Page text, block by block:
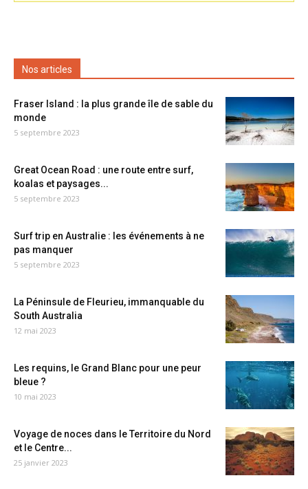
Nos articles
Fraser Island : la plus grande île de sable du
monde
5 septembre 2023
Great Ocean Road : une route entre surf,
koalas et paysages...
5 septembre 2023
Surf trip en Australie : les événements à ne
pas manquer
5 septembre 2023
La Péninsule de Fleurieu, immanquable du
South Australia
12 mai 2023
Les requins, le Grand Blanc pour une peur
bleue ?
10 mai 2023
Voyage de noces dans le Territoire du Nord
et le Centre...
25 janvier 2023